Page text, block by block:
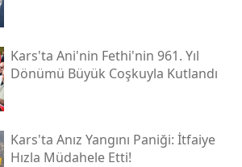
Kars'ta Ani'nin Fethi'nin 961. Yıl
Dönümü Büyük Coşkuyla Kutlandı
Kars'ta Anız Yangını Paniği: İtfaiye
Hızla Müdahele Etti!